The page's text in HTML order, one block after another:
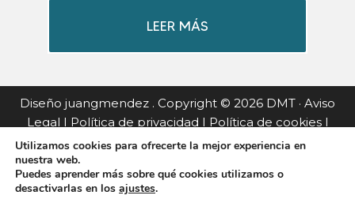
LEER MÁS
Diseño juangmendez . Copyright © 2026 DMT · Aviso
Legal | Política de privacidad | Política de cookies|
Política de calidad|Certificado de calidad|Condiciones
generales de venta & Términos de garantía
Utilizamos cookies para ofrecerte la mejor experiencia en
nuestra web.
Puedes aprender más sobre qué cookies utilizamos o
desactivarlas en los ajustes.